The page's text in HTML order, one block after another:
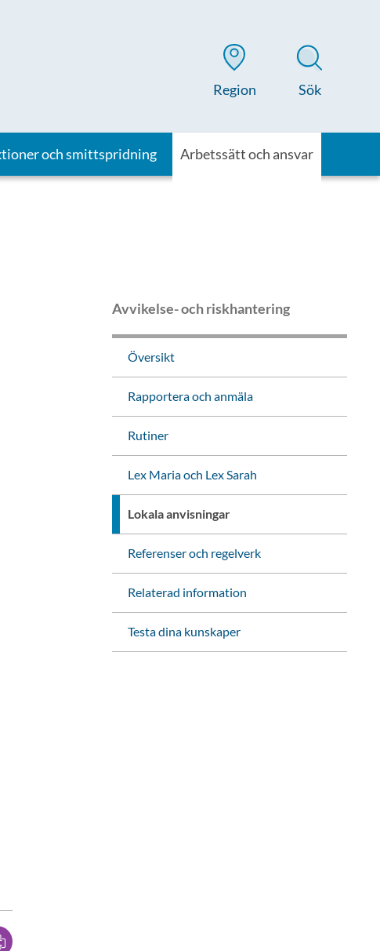
Region Sök
och smittspridning Arbetssätt och ansvar
länk
Avvikelse- och riskhantering
Översikt
Rapportera och anmäla
Rutiner
Lex Maria och Lex Sarah
Lokala anvisningar
Referenser och regelverk
Relaterad information
Testa dina kunskaper